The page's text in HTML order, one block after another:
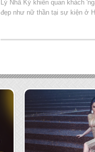
Lý Nhã Kỳ khiến quan khách
đẹp như nữ thần tại sự kiện ở